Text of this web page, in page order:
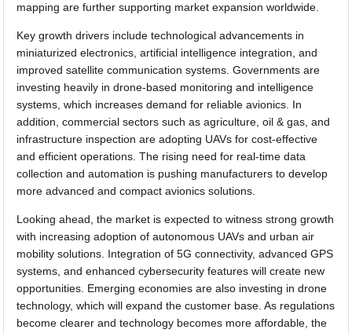
mapping are further supporting market expansion worldwide.
Key growth drivers include technological advancements in
miniaturized electronics, artificial intelligence integration, and
improved satellite communication systems. Governments are
investing heavily in drone-based monitoring and intelligence
systems, which increases demand for reliable avionics. In
addition, commercial sectors such as agriculture, oil & gas, and
infrastructure inspection are adopting UAVs for cost-effective
and efficient operations. The rising need for real-time data
collection and automation is pushing manufacturers to develop
more advanced and compact avionics solutions.
Looking ahead, the market is expected to witness strong growth
with increasing adoption of autonomous UAVs and urban air
mobility solutions. Integration of 5G connectivity, advanced GPS
systems, and enhanced cybersecurity features will create new
opportunities. Emerging economies are also investing in drone
technology, which will expand the customer base. As regulations
become clearer and technology becomes more affordable, the